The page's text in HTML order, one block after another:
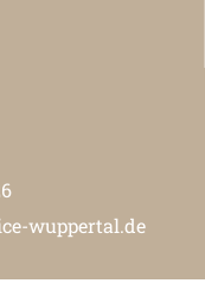
wuppertal.de